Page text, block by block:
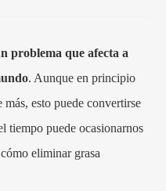
problema que afecta a
. Aunque en principio
esto puede convertirse
tiempo puede ocasionarnos
eliminar grasa